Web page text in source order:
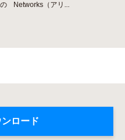
Networks（アリ...
ロード